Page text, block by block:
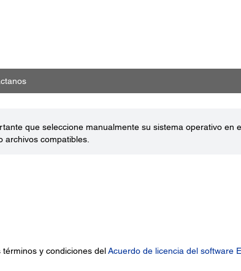
que seleccione manualmente su sistema operativo en
compatibles.
y condiciones delAcuerdo de licencia del software